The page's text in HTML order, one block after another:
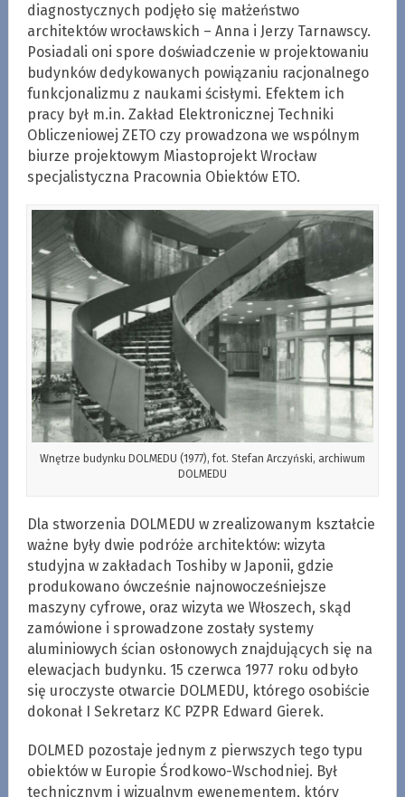
diagnostycznych podjęło się małżeństwo
architektów wrocławskich – Anna i Jerzy Tarnawscy.
Posiadali oni spore doświadczenie w projektowaniu
budynków dedykowanych powiązaniu racjonalnego
funkcjonalizmu z naukami ścisłymi. Efektem ich
pracy był m.in. Zakład Elektronicznej Techniki
Obliczeniowej ZETO czy prowadzona we wspólnym
biurze projektowym Miastoprojekt Wrocław
specjalistyczna Pracownia Obiektów ETO.
Wnętrze budynku DOLMEDU (1977), fot. Stefan Arczyński, archiwum
DOLMEDU
Dla stworzenia DOLMEDU w zrealizowanym kształcie
ważne były dwie podróże architektów: wizyta
studyjna w zakładach Toshiby w Japonii, gdzie
produkowano ówcześnie najnowocześniejsze
maszyny cyfrowe, oraz wizyta we Włoszech, skąd
zamówione i sprowadzone zostały systemy
aluminiowych ścian osłonowych znajdujących się na
elewacjach budynku. 15 czerwca 1977 roku odbyło
się uroczyste otwarcie DOLMEDU, którego osobiście
dokonał I Sekretarz KC PZPR Edward Gierek.
DOLMED pozostaje jednym z pierwszych tego typu
obiektów w Europie Środkowo-Wschodniej. Był
technicznym i wizualnym ewenementem, który